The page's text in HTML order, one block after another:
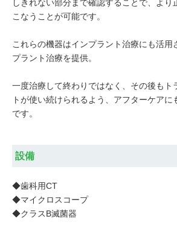
しきれない部分まで確認することで、より
こなうことが可能です。
これらの機器はインプラント治療にも活用
プラント治療を提供。
一度治療して終わりではなく、その後もト
トが使い続けられるよう、アフターケアに
です。
設備
◆歯科用CT
◆マイクロスコープ
◆クラスB滅菌器